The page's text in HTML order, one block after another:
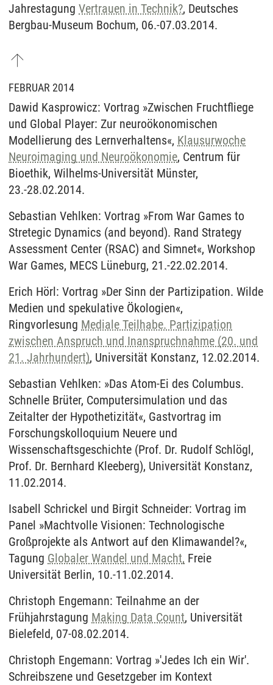
Jahrestagung Vertrauen in Technik?, Deutsches
Bergbau-Museum Bochum, 06.-07.03.2014.
FEBRUAR 2014
Dawid Kasprowicz: Vortrag »Zwischen Fruchtfliege
und Global Player: Zur neuroökonomischen
Modellierung des Lernverhaltens«, Klausurwoche
Neuroimaging und Neuroökonomie, Centrum für
Bioethik, Wilhelms-Universität Münster,
23.-28.02.2014.
Sebastian Vehlken: Vortrag »From War Games to
Stretegic Dynamics (and beyond). Rand Strategy
Assessment Center (RSAC) and Simnet«, Workshop
War Games, MECS Lüneburg, 21.-22.02.2014.
Erich Hörl: Vortrag »Der Sinn der Partizipation. Wilde
Medien und spekulative Ökologien«,
Ringvorlesung Mediale Teilhabe. Partizipation
zwischen Anspruch und Inanspruchnahme (20. und
21. Jahrhundert), Universität Konstanz, 12.02.2014.
Sebastian Vehlken: »Das Atom-Ei des Columbus.
Schnelle Brüter, Computersimulation und das
Zeitalter der Hypothetizität«, Gastvortrag im
Forschungskolloquium Neuere und
Wissenschaftsgeschichte (Prof. Dr. Rudolf Schlögl,
Prof. Dr. Bernhard Kleeberg), Universität Konstanz,
11.02.2014.
Isabell Schrickel und Birgit Schneider: Vortrag im
Panel »Machtvolle Visionen: Technologische
Großprojekte als Antwort auf den Klimawandel?«,
Tagung Globaler Wandel und Macht, Freie
Universität Berlin, 10.-11.02.2014.
Christoph Engemann: Teilnahme an der
Frühjahrstagung Making Data Count, Universität
Bielefeld, 07-08.02.2014.
Christoph Engemann: Vortrag »'Jedes Ich ein Wir'.
Schreibszene und Gesetzgeber im Kontext